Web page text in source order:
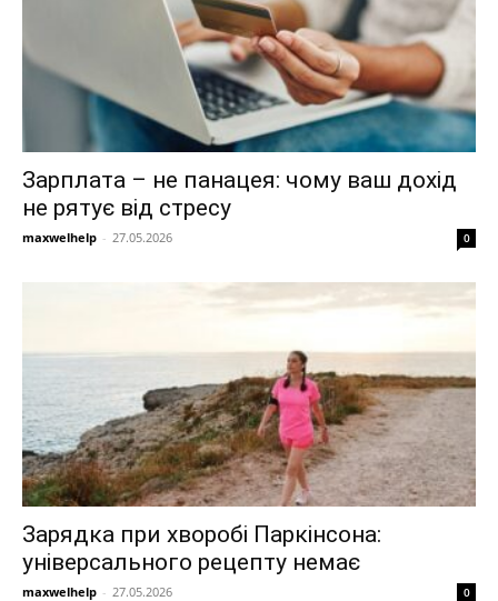
Зарплата – не панацея: чому ваш дохід
не рятує від стресу
maxwelhelp - 27.05.2026 0
Зарядка при хворобі Паркінсона:
універсального рецепту немає
maxwelhelp - 27.05.2026 0